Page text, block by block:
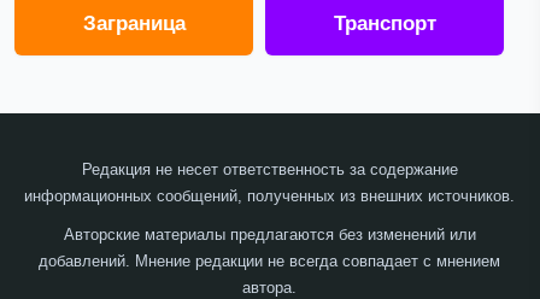
Заграница Транспорт
Редакция не несет ответственность за содержание
информационных сообщений, полученных из внешних источников.
Авторские материалы предлагаются без изменений или
добавлений. Мнение редакции не всегда совпадает с мнением
автора.